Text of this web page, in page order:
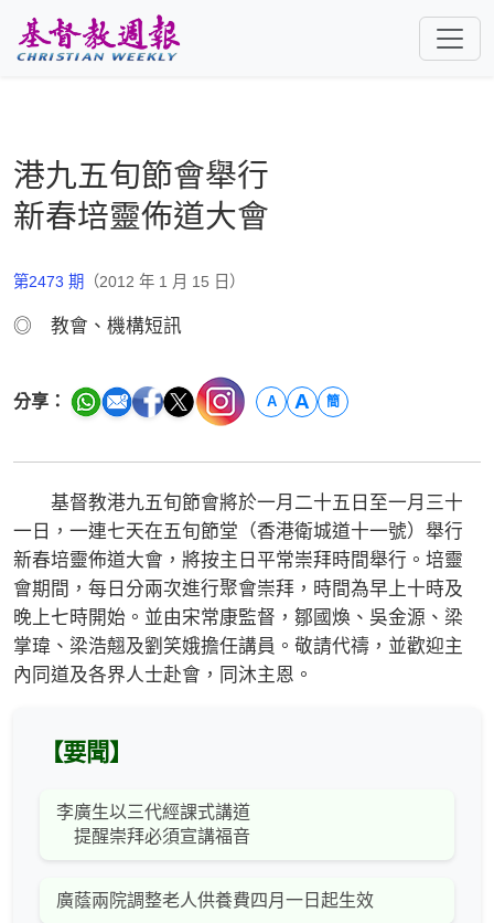
港九五旬節會舉行
新春培靈佈道大會
第2473 期 （2012 年 1 月 15 日）
◎ 教會、機構短訊
分享： A A 簡
基督教港九五旬節會將於一月二十五日至一月三十
一日，一連七天在五旬節堂（香港衛城道十一號）舉行
新春培靈佈道大會，將按主日平常崇拜時間舉行。培靈
會期間，每日分兩次進行聚會崇拜，時間為早上十時及
晚上七時開始。並由宋常康監督，鄒國煥、吳金源、梁
掌瑋、梁浩翹及劉笑娥擔任講員。敬請代禱，並歡迎主
內同道及各界人士赴會，同沐主恩。
【要聞】
李廣生以三代經課式講道
提醒崇拜必須宣講福音
廣蔭兩院調整老人供養費四月一日起生效